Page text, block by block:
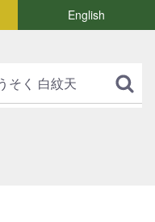
English